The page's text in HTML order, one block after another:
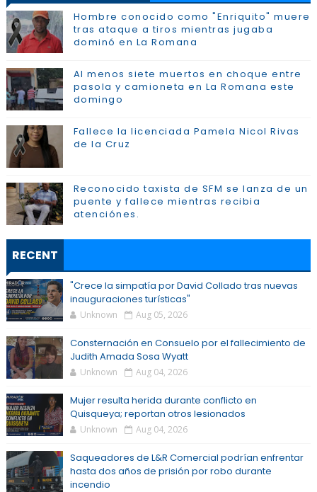
Hombre conocido como "Enriquito" muere
tras ataque a tiros mientras jugaba
dominó en La Romana
Al menos siete muertos en choque entre
pasola y camioneta en La Romana este
domingo
Fallece la licenciada Pamela Nicol Rivas
de la Cruz
Reconocido taxista de SFM se lanza de un
puente y fallece mientras recibia
atenciónes.
RECENT
"Crece la simpatía por David Collado tras nuevas
inauguraciones turísticas"
Unknown Aug 05, 2026
Consternación en Consuelo por el fallecimiento de
Judith Amada Sosa Wyatt
Unknown Aug 04, 2026
Mujer resulta herida durante conflicto en
Quisqueya; reportan otros lesionados
Unknown Aug 04, 2026
Saqueadores de L&R Comercial podrían enfrentar
hasta dos años de prisión por robo durante
incendio